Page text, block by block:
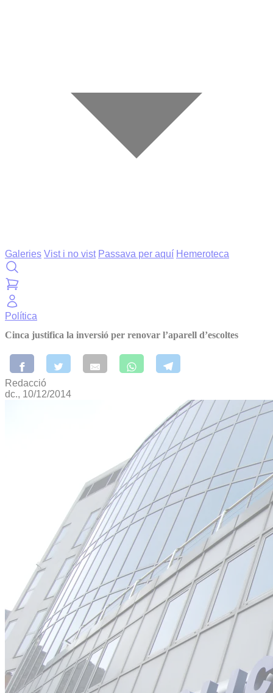
Galeries Vist i no vist Passava per aquí Hemeroteca
Política
Cinca justifica la inversió per renovar l’aparell d’escoltes
Redacció
dc., 10/12/2014